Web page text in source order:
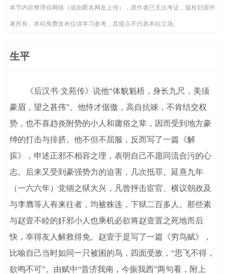
本节内容整理自网络（或由匿名网友上传），原作者已无法考证，版权归原作
者所有。本站免费发布仅供学习参考，其观点不代表本站立场。
生平
《后汉书·文苑传》说他“体貌魁梧，身长九尺，美须
豪眉，望之甚伟”。他恃才倨傲，高自抗竦，不肯结交权
势，也不喜趋炎附势的小人和庸俗之辈，因而受到地方豪
绅的打击与排挤。他不但不屈服，反而写了一篇《解
摈》，申述正邪不相容之理，表明自己不愿同流合污的心
志。后来又受到豪强势力的迫害，几次抵罪。延熹九年
（一六六年）党锢之狱大兴，凡曾抨击宦官、横议朝政及
与李膺等人有来往者，均被株连，下狱二百多人。那些素
与赵壹不睦的奸邪小人也乘机必欲将赵壹置之死地而后
快，幸得友人解救得免。赵壹于是写了一篇《穷鸟赋》，
比喻自己当时如同一只被困的鸟，四面受敌，“思飞不得，
欲鸣不可”。由赋中“昔济我南，今振我西”两句看，附上